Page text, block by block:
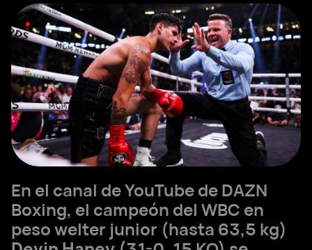
En el canal de YouTube de DAZN
Boxing, el campeón del WBC en
peso welter junior (hasta 63,5 kg)